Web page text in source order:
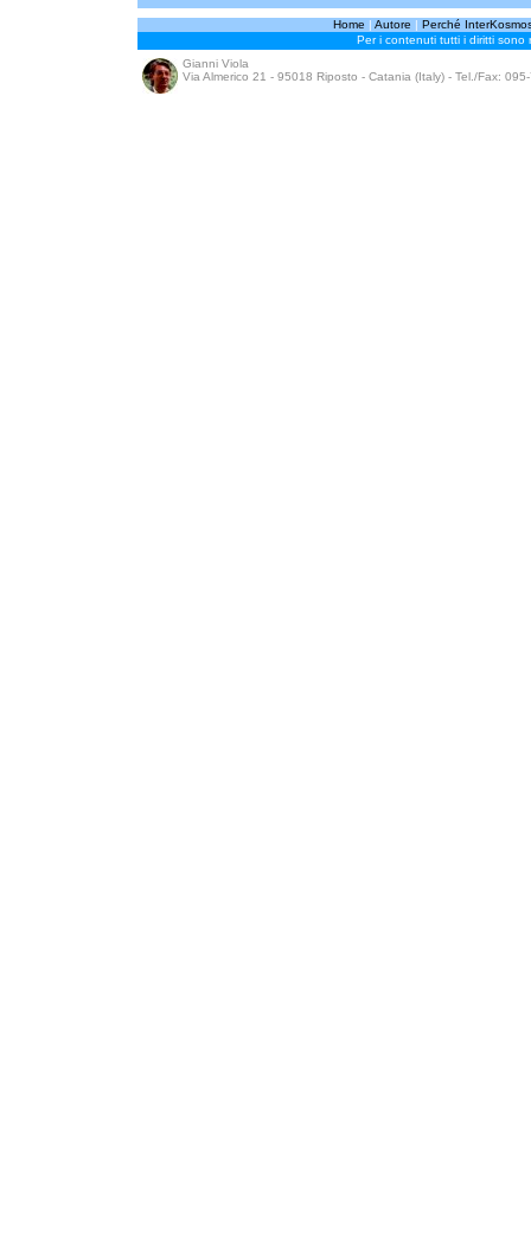
Home | Autore | Perché
Per i contenuti tutti i diritti sono
Gianni Viola
Via Almerico 21 - 95018 Riposto - Catania (Italy) - Tel./Fax: